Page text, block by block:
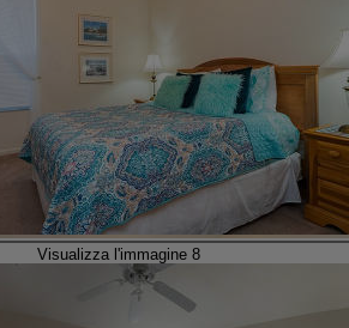
Visualizza l'immagine 8